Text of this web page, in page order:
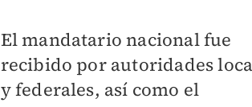
El mandatario nacional fue
recibido por autoridades
y federales, así como el